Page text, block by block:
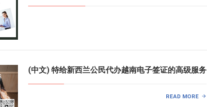
(中文) 特给新西兰公民代办越南电子签证的高级服务
READ MORE